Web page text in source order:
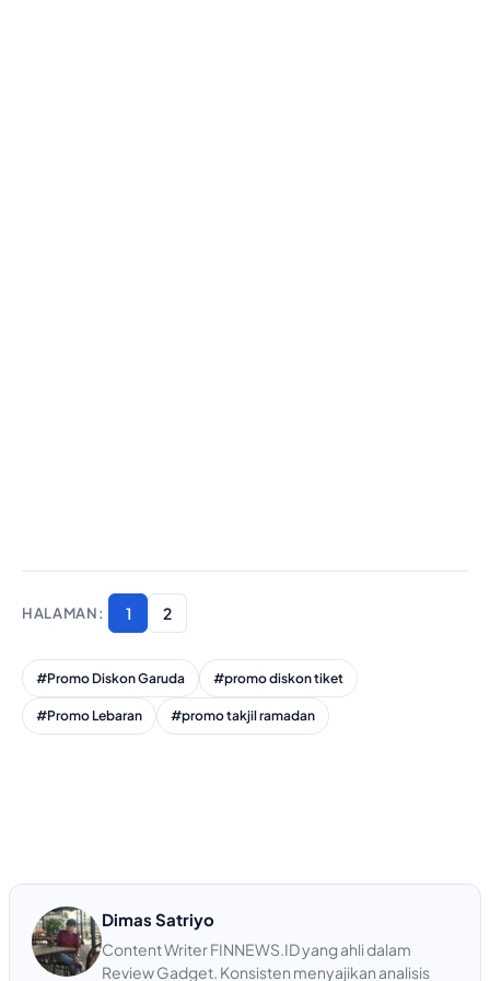
1 2
#Promo Diskon Garuda #promo diskon tiket
#Promo Lebaran #promo takjil ramadan
Dimas Satriyo
Content Writer FINNEWS.ID yang ahli dalam
Review Gadget. Konsisten menyajikan analisis